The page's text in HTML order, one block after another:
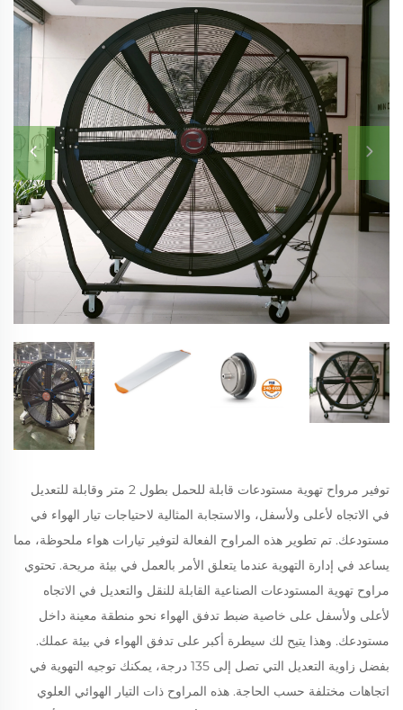
توفير مرواح تهوية مستودعات قابلة للحمل بطول 2 متر وقابلة للتعديل
في الاتجاه لأعلى ولأسفل، والاستجابة المثالية لاحتياجات تيار الهواء في
مستودعك. تم تطوير هذه المراوح الفعالة لتوفير تيارات هواء ملحوظة، مما
يساعد في إدارة التهوية عندما يتعلق الأمر بالعمل في بيئة مريحة. تحتوي
مراوح تهوية المستودعات الصناعية القابلة للنقل والتعديل في الاتجاه
لأعلى ولأسفل على خاصية ضبط تدفق الهواء نحو منطقة معينة داخل
مستودعك. وهذا يتيح لك سيطرة أكبر على تدفق الهواء في بيئة عملك.
بفضل زاوية التعديل التي تصل إلى 135 درجة، يمكنك توجيه التهوية في
اتجاهات مختلفة حسب الحاجة. هذه المراوح ذات التيار الهوائي العلوي